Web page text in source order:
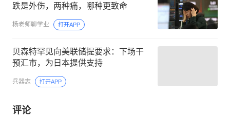
跌是外伤，两种痛，哪种更致命
杨老师聊学业 打开APP
贝森特罕见向美联储提要求：下场干
预汇市，为日本提供支持
兵器志 打开APP
评论